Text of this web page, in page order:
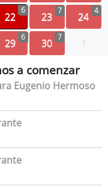
22
6
23 7 24 4
29 6 30 7 1
a comenzar
Eugenio Hermoso